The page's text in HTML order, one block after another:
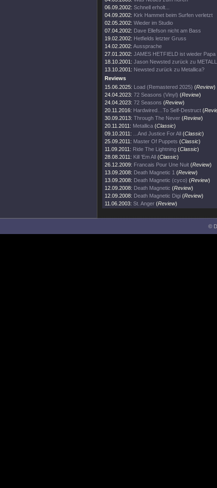
06.09.2002: Schnell erholt...
04.09.2002: Kirk Hammet beim Surfen verletzt
02.05.2002: Wieder im Studio
07.04.2002: Dave Ellefson nicht am Bass
19.02.2002: Hetfields letzter Gruss
14.02.2002: Aussprache
27.01.2002: JAMES HETFIELD ist wieder Papa
18.10.2001: Jason Newsted zurück zu
13.10.2001: Newsted zurück zu Metallica?
Reviews
15.06.2025: Load (Remastered 2025) (Review)
24.04.2023: 72 Seasons (Vinyl) (Review)
24.04.2023: 72 Seasons (Review)
20.11.2016: Hardwired…To Self-Destruct (
30.09.2013: Through The Never (Review)
20.11.2011: Metallica (Classic)
09.10.2011:
...And Justice For All (Classic)
25.09.2011: Master Of Puppets (Classic)
11.09.2011: Ride The Lightning (Classic)
28.08.2011: Kill 'Em All (Classic)
26.12.2009: Francais Pour Une Nuit (Review)
13.09.2008: Death Magnetic 1 (Review)
13.09.2008: Death Magnetic (cyco) (Review)
12.09.2008: Death Magnetic (Review)
12.09.2008: Death Magnetic Digi (Review)
11.06.2003: St. Anger (Review)
©